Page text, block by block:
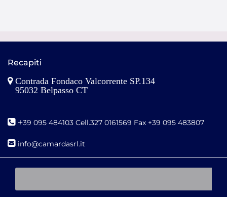
Recapiti
Contrada Fondaco Valcorrente SP.134
95032 Belpasso CT
+39 095 484103 Cell.327 0161569 Fax +39 095 483807
info@camardasrl.it